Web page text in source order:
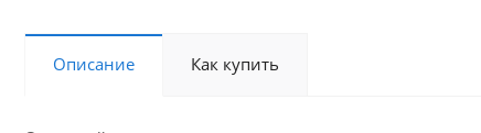
Описание Как купить